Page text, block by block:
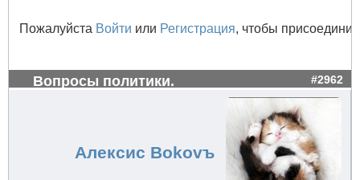
Пожалуйста Войти или Регистрация, чтобы
Вопросы политики. #2962
Алексис Bokovъ